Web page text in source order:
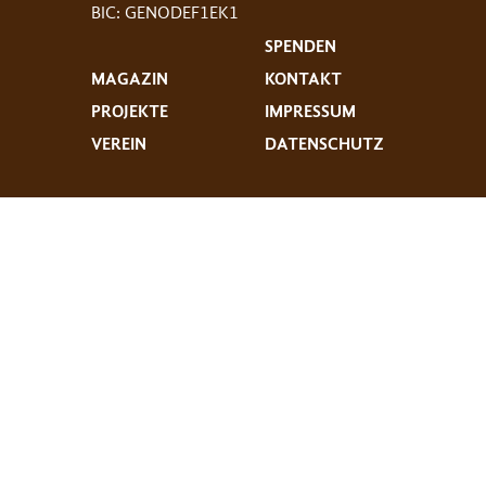
BIC: GENODEF1EK1
MAGAZIN
PROJEKTE
VEREIN
SPENDEN
KONTAKT
IMPRESSUM
DATENSCHUTZ